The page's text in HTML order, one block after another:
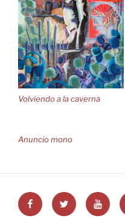
Volviendo a la caverna
Anuncio mono
FacebookTwitter